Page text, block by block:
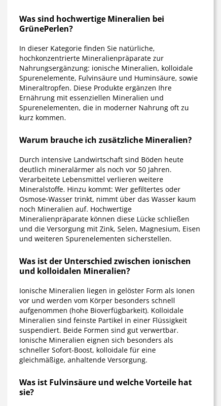
Was sind hochwertige Mineralien bei
GrünePerlen?
In dieser Kategorie finden Sie natürliche,
hochkonzentrierte Mineralienpräparate zur
Nahrungsergänzung: ionische Mineralien, kolloidale
Spurenelemente, Fulvinsäure und Huminsäure, sowie
Mineraltropfen. Diese Produkte ergänzen Ihre
Ernährung mit essenziellen Mineralien und
Spurenelementen, die in moderner Nahrung oft zu
kurz kommen.
Warum brauche ich zusätzliche Mineralien?
Durch intensive Landwirtschaft sind Böden heute
deutlich mineralärmer als noch vor 50 Jahren.
Verarbeitete Lebensmittel verlieren weitere
Mineralstoffe. Hinzu kommt: Wer gefiltertes oder
Osmose-Wasser trinkt, nimmt über das Wasser kaum
noch Mineralien auf. Hochwertige
Mineralienpräparate können diese Lücke schließen
und die Versorgung mit Zink, Selen, Magnesium, Eisen
und weiteren Spurenelementen sicherstellen.
Was ist der Unterschied zwischen ionischen
und kolloidalen Mineralien?
Ionische Mineralien liegen in gelöster Form als Ionen
vor und werden vom Körper besonders schnell
aufgenommen (hohe Bioverfügbarkeit). Kolloidale
Mineralien sind feinste Partikel in einer Flüssigkeit
suspendiert. Beide Formen sind gut verwertbar.
Ionische Mineralien eignen sich besonders als
schneller Sofort-Boost, kolloidale für eine
gleichmäßige, anhaltende Versorgung.
Was ist Fulvinsäure und welche Vorteile hat
sie?